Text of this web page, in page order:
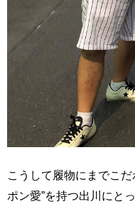
こうして履物にまでこ
ポン愛”を持つ出川にと